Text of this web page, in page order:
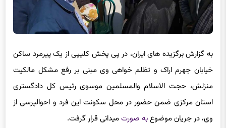
به گزارش برگزیده های ایران، در پی پخش کلیپی از یک پیرمرد ساکن
خیابان جهرم اراک و تظلم خواهی وی مبنی بر رفع مشکل مالکیت
منزلش، حجت الاسلام والمسلمین موسوی رئیس کل دادگستری
استان مرکزی ضمن حضور در محل سکونت این فرد و احوالپرسی از
وی، در جریان موضوعبه صورتمیدانی قرار گرفت.